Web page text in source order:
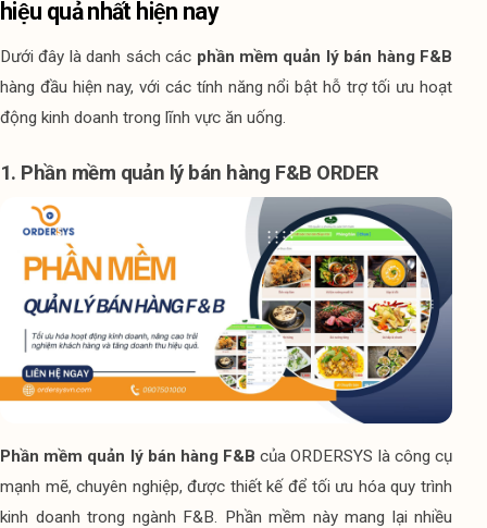
hiệu quả nhất hiện nay
Dưới đây là danh sách các phần mềm quản lý bán hàng F&B
hàng đầu hiện nay, với các tính năng nổi bật hỗ trợ tối ưu hoạt
động kinh doanh trong lĩnh vực ăn uống.
1. Phần mềm quản lý bán hàng F&B ORDER
Phần mềm quản lý bán hàng F&B của ORDERSYS là công cụ
mạnh mẽ, chuyên nghiệp, được thiết kế để tối ưu hóa quy trình
kinh doanh trong ngành F&B. Phần mềm này mang lại nhiều